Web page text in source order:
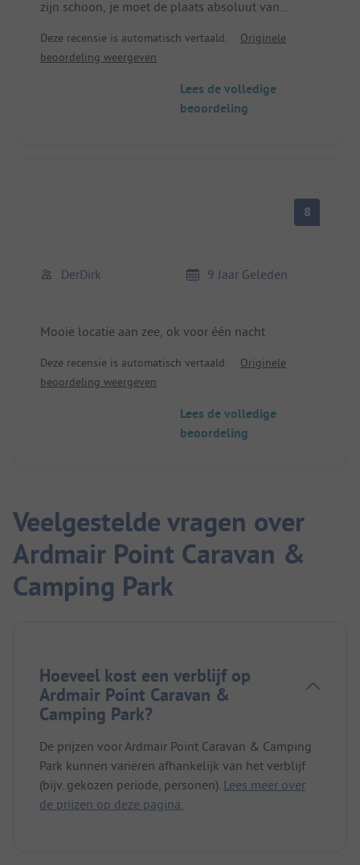
zijn schoon, je moet de plaats absoluut van
van de veerhaven zeer druk is.
Voor één nacht ok.
Deze recensie is automatisch vertaald.
Originele
beoordeling weergeven
Lees de volledige
beoordeling
8
DerDirk 9 Jaar Geleden
Mooie locatie aan zee, ok voor één nacht
Deze recensie is automatisch vertaald.
Originele
beoordeling weergeven
Lees de volledige
beoordeling
Veelgestelde vragen over
Ardmair Point Caravan &
Camping Park
Hoeveel kost een verblijf op
Ardmair Point Caravan &
Camping Park?
De prijzen voor Ardmair Point Caravan & Camping
Park kunnen variëren afhankelijk van het verblijf
(bijv. gekozen periode, personen). Lees meer over
de prijzen op deze pagina.